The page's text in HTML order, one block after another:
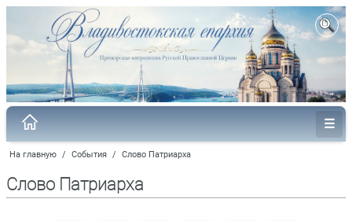
На главную / События / Слово Патриарха
Слово Патриарха